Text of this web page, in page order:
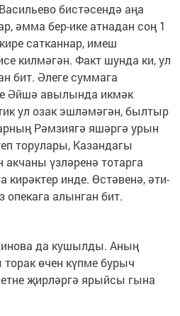
бистәсендә аңа
әмма бер-ике атнадан соң 1
сатканнар, имеш
килмәгән. Факт шунда ки, ул
бит. Әлеге суммага
Әйшә авылында икмәк
ул озак эшләмәгән, былтыр
Рәмзиягә яшәргә урын
торулары, Казандагы
үзләренә тотарга
кирәктер инде. Өстәвенә, әти-
опекага алынган бит.
да кушылды. Аның
өчен күпме бурыч
җирләргә ярыйсы гына